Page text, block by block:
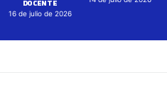
DOCENTE
16 de julio de 2026